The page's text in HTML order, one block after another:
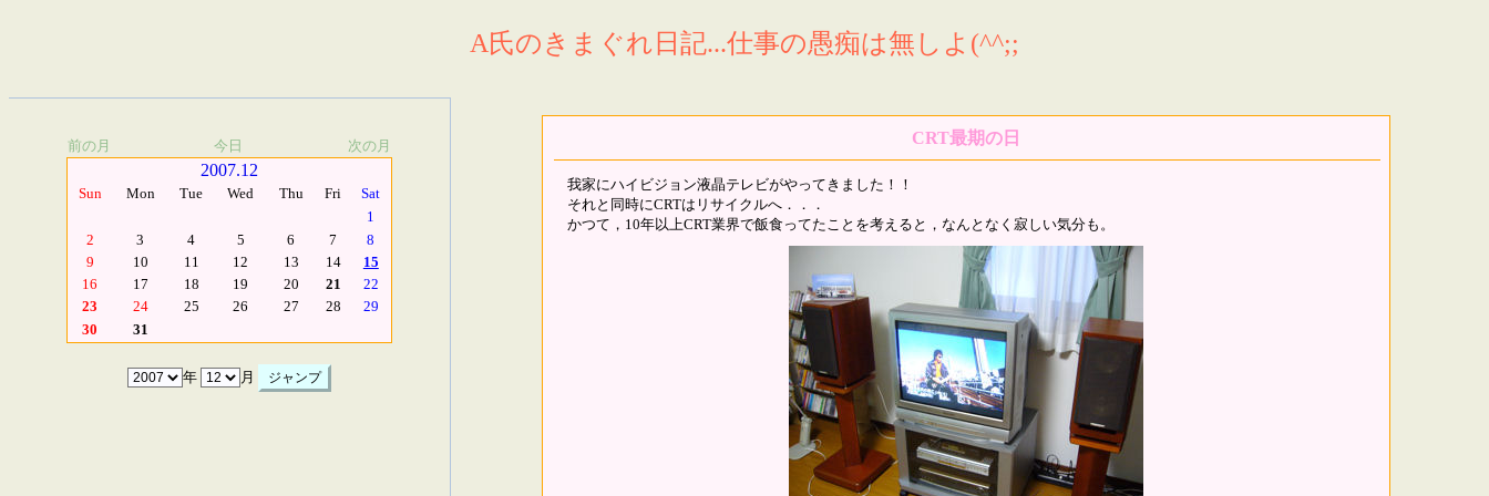
A氏のきまぐれ日記...仕事の愚痴は無しよ(^^;;
前の月 今日 次の月
2007.12
Sun Mon Tue Wed Thu Fri
Sat
1
2
3 4 5 6 7
8
9
10 11 12 13 14
15
16
17 18 19 20 21
22
23
24 25 26 27 28
29
30
31
年 月
CRT最期の日
我家にハイビジョン液晶テレビがやってきました！！
それと同時にCRTはリサイクルへ．．．
かつて，10年以上CRT業界で飯食ってたことを考えると，なんとなく寂しい気分も。